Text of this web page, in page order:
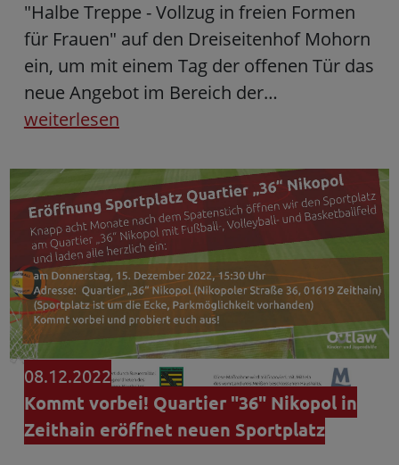
"Halbe Treppe - Vollzug in freien Formen
für Frauen" auf den Dreiseitenhof Mohorn
ein, um mit einem Tag der offenen Tür das
neue Angebot im Bereich der…
weiterlesen
08.12.2022
Kommt vorbei! Quartier "36" Nikopol in
Zeithain eröffnet neuen Sportplatz